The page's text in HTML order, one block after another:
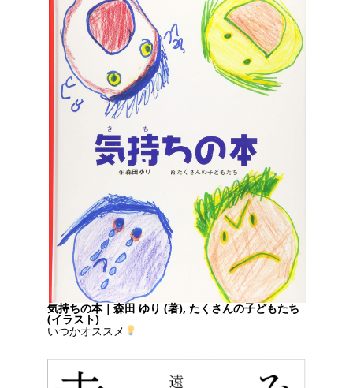
気持ちの本｜森田 ゆり (著), たくさんの子どもたち
(イラスト)
いつかオススメ